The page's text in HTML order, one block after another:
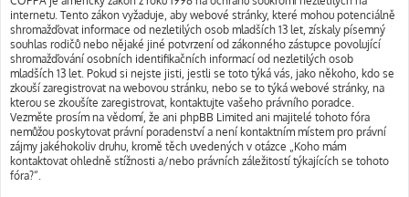
internetu. Tento zákon vyžaduje, aby webové stránky, které mohou potenciálně
shromažďovat informace od nezletilých osob mladších 13 let, získaly písemný
souhlas rodičů nebo nějaké jiné potvrzení od zákonného zástupce povolující
shromažďování osobních identifikačních informací od nezletilých osob
mladších 13 let. Pokud si nejste jisti, jestli se toto týká vás, jako někoho, kdo se
zkouší zaregistrovat na webovou stránku, nebo se to týká webové stránky, na
kterou se zkoušíte zaregistrovat, kontaktujte vašeho právního poradce.
Vezměte prosím na vědomí, že ani phpBB Limited ani majitelé tohoto fóra
nemůžou poskytovat právní poradenství a není kontaktním místem pro právní
zájmy jakéhokoliv druhu, kromě těch uvedených v otázce „Koho mám
kontaktovat ohledně stížnosti a/nebo právních záležitostí týkajících se tohoto
fóra?“.